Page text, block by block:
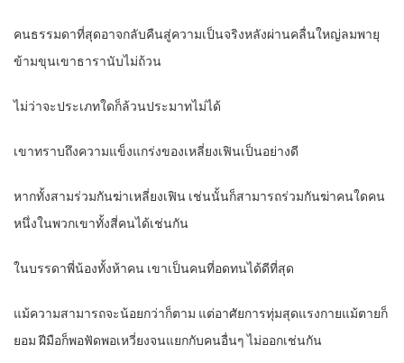
คนธรรมดาที่สุดอาจกลับคืนสู่ความเป็นจริงหลังผ่านคลื่นใหญ่ลมพายุ
ข้ามขุนเขาธารานับไม่ถ้วน
ไม่ว่าจะประเภทใดก็ล้วนประมาทไม่ได้
เขาทราบถึงความแข็งแกร่งของเหลี่ยงเฟินเป็นอย่างดี
หากทั้งสามร่วมกันฆ่าเหลี่ยงเฟิน เช่นนั้นก็สามารถร่วมกันฆ่าคนใดคน
หนึ่งในพวกเขาทั้งสี่คนได้เช่นกัน
ในบรรดาพี่น้องทั้งห้าคน เขาเป็นคนที่อดทนได้ดีที่สุด
แม้ความสามารถจะน้อยกว่าก็ตาม แต่อาศัยการทุ่มสุดแรงกายแม้ตายก็
ยอม ฝีมือก็พอฟัดพอเหวี่ยงจนแยกกับคนอื่นๆ ไม่ออกเช่นกัน